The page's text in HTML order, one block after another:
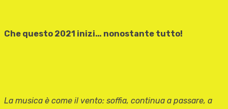
Che questo 2021 inizi… nonostante tutto!
La musica è come il vento: soffia, continua a passare, a